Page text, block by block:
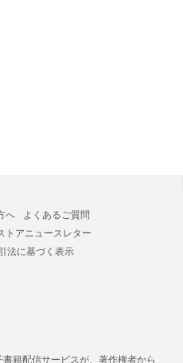
へ
よくあるご質問
トアニュースレター
法に基づく表示
籍配信サービスが、著作権者から